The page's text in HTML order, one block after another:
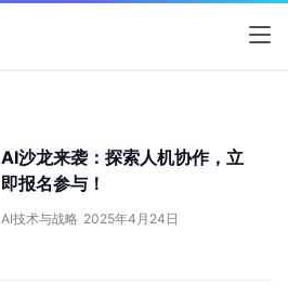
AI沙龙来袭：探索人机协作，立
即报名参与！
AI技术与战略 2025年4月24日